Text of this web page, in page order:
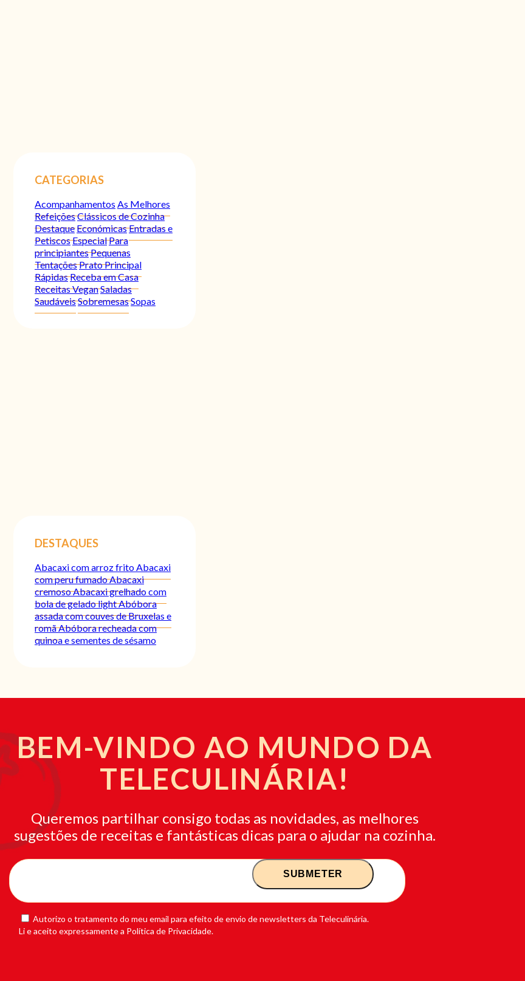
CATEGORIAS
Acompanhamentos As Melhores
RefeiçõesClássicos de Cozinha
Destaque EconómicasEntradas e
PetiscosEspecialPara
principiantesPequenas
TentaçõesPrato Principal
RápidasReceba em Casa
Receitas VeganSaladas
SaudáveisSobremesasSopas
DESTAQUES
Abacaxi com arroz fritoAbacaxi
com peru fumadoAbacaxi
cremosoAbacaxi grelhado com
bola de gelado lightAbóbora
assada com couves de Bruxelas e
romãAbóbora recheada com
quinoa e sementes de sésamo
BEM-VINDO AO MUNDO DA
TELECULINÁRIA!
Queremos partilhar consigo todas as novidades, as melhores
sugestões de receitas e fantásticas dicas para o ajudar na cozinha.
Autorizo o tratamento do meu email para efeito de envio de newsletters da Teleculinária.
Li e aceito expressamente a Política de Privacidade.